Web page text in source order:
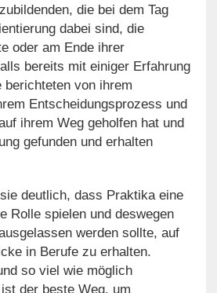
die bei dem Tag
dabei sind, die
oder am Ende ihrer
bereits mit einiger Erfahrung
berichteten von ihrem
Entscheidungsprozess und
ihrem Weg geholfen hat und
gefunden und erhalten
deutlich, dass Praktika eine
Rolle spielen und deswegen
werden sollte, auf
in Berufe zu erhalten.
so viel wie möglich
der beste Weg, um